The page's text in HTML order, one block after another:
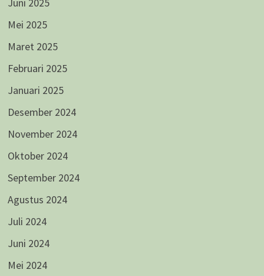
Mei 2025
Maret 2025
Februari 2025
Januari 2025
Desember 2024
November 2024
Oktober 2024
September 2024
Agustus 2024
Juli 2024
Juni 2024
Mei 2024